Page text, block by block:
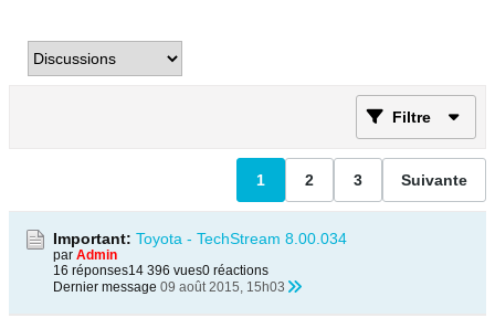
Filtre
1 2 3 Suivante
Important: Toyota - TechStream 8.00.034
par Admin
16 réponses14 396 vues0 réactions
Dernier message 09 août 2015, 15h03